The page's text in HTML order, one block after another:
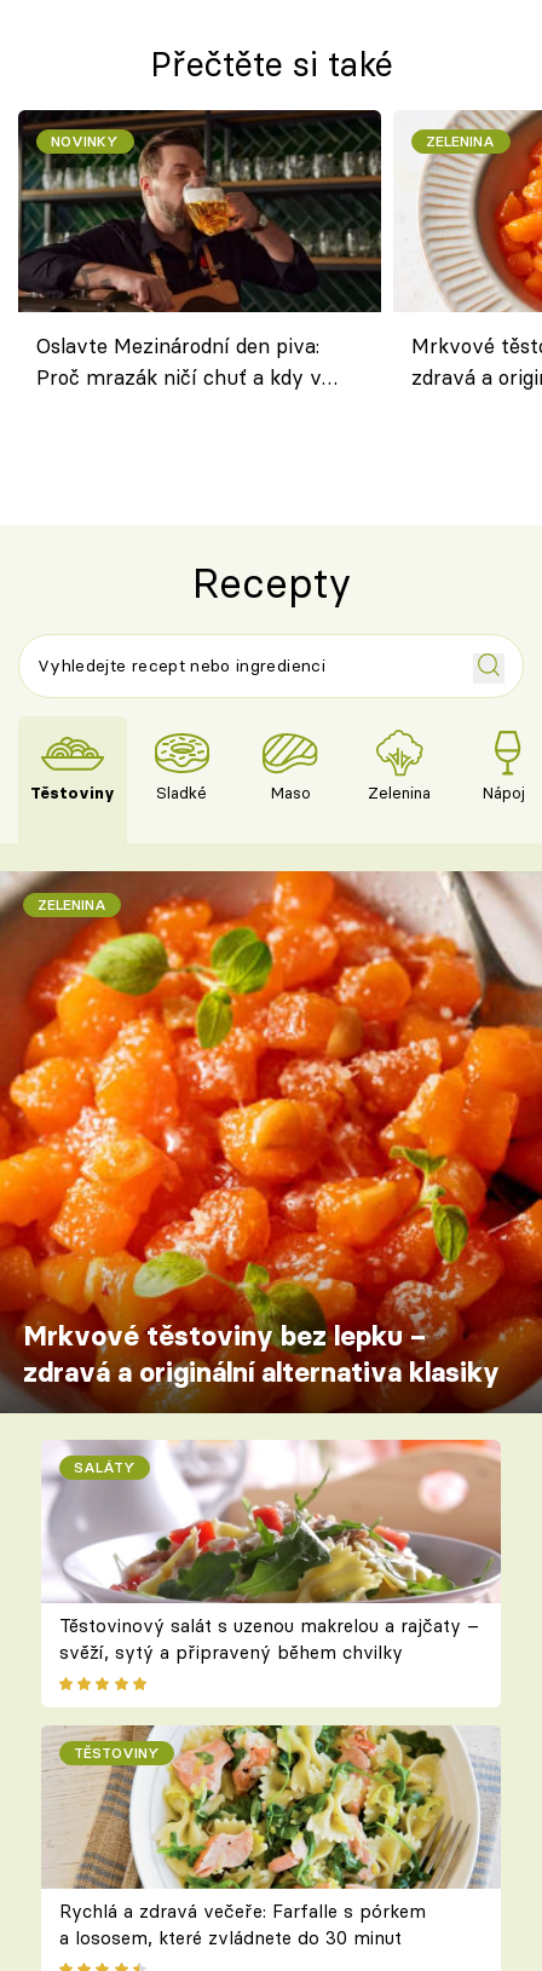
Přečtěte si také
NOVINKY
Oslavte Mezinárodní den piva:
Proč mrazák ničí chuť a kdy v
ZELENINA
Mrkvové
zdravá a
Recepty
Těstoviny Sladké Maso Zelenina Nápoje
ZELENINA
Mrkvové těstoviny bez lepku –
zdravá a originální alternativa klasiky
SALÁTY
Těstovinový salát s uzenou makrelou a rajčaty –
svěží, sytý a připravený během chvilky
TĚSTOVINY
Rychlá a zdravá večeře: Farfalle s pórkem
a lososem, které zvládnete do 30 minut